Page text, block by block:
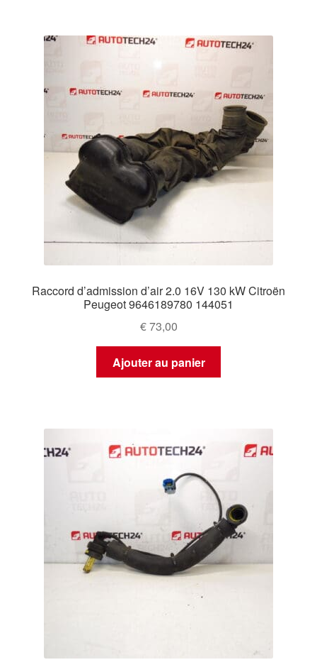
Raccord d’admission d’air 2.0 16V 130 kW Citroën
Peugeot 9646189780 144051
€73,00
Ajouter au panier